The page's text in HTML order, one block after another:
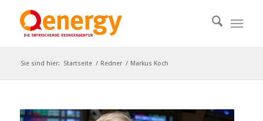
Sie sind hier: Startseite / Redner / Markus Koch